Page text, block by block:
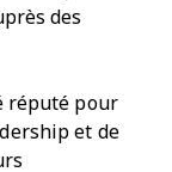
des
réputé pour
et de